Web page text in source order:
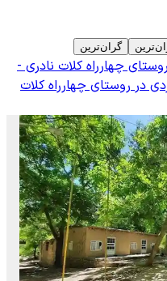
گران‌ترین
چهارراه کلات نادری -
در روستای چهارراه کلات